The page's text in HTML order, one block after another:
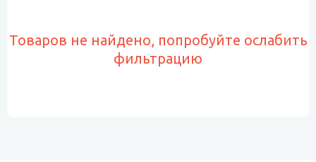
Товаров не найдено, попробуйте ослабить
фильтрацию